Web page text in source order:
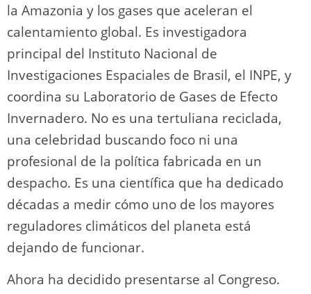
la Amazonia y los gases que aceleran el
calentamiento global. Es investigadora
principal del Instituto Nacional de
Investigaciones Espaciales de Brasil, el INPE, y
coordina su Laboratorio de Gases de Efecto
Invernadero. No es una tertuliana reciclada,
una celebridad buscando foco ni una
profesional de la política fabricada en un
despacho. Es una científica que ha dedicado
décadas a medir cómo uno de los mayores
reguladores climáticos del planeta está
dejando de funcionar.
Ahora ha decidido presentarse al Congreso.